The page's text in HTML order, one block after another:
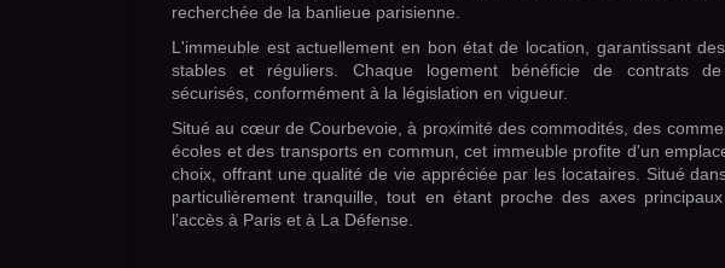
recherchée de la banlieue parisienne.
L'immeuble est actuellement en bon état de location, garantissant
stables et réguliers. Chaque logement bénéficie de contrats de
sécurisés, conformément à la législation en vigueur.
Situé au cœur de Courbevoie, à proximité des commodités, des
écoles et des transports en commun, cet immeuble profite d'un
choix, offrant une qualité de vie appréciée par les locataires. Situé
particulièrement tranquille, tout en étant proche des axes
l’accès à Paris et à La Défense.